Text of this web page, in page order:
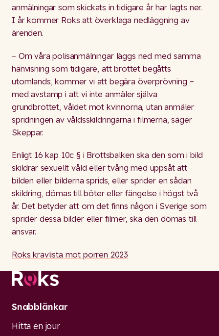
anmälningar som skickats in tidigare år har lagts ner.
I år kommer Roks att överklaga nedläggning av
ärenden.
– Om våra polisanmälningar läggs ned med samma
hänvisning som tidigare, att brottet begåtts
utomlands, kommer vi att begära överprövning –
med avstamp i att vi inte anmäler själva
grundbrottet, våldet mot kvinnorna, utan anmäler
spridningen av våldsskildringarna i filmerna, säger
Skeppar.
Enligt 16 kap 10c § i Brottsbalken ska den som i bild
skildrar sexuellt våld eller tvång med uppsåt att
bilden eller bilderna sprids, eller sprider en sådan
skildring, dömas till böter eller fängelse i högst två
år. Det betyder att om det finns någon i Sverige som
sprider dessa bilder eller filmer, ska den dömas till
ansvar.
Roks kravlista mot porren 2023
Snabblänkar
Hitta en jour